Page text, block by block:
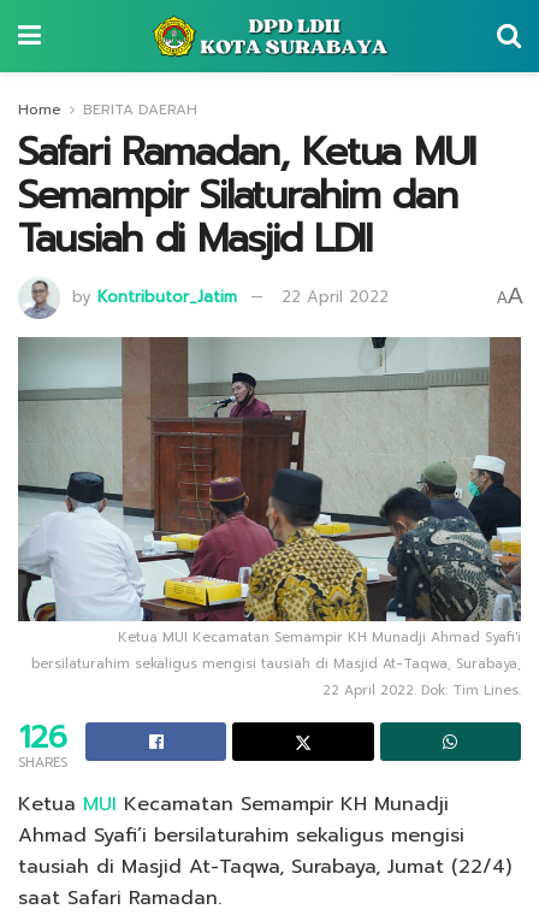
Home BERITA DAERAH
Safari Ramadan, Ketua MUI
Semampir Silaturahim dan
Tausiah di Masjid LDII
by Kontributor_Jatim 22 April 2022 AA
Ketua MUI Kecamatan Semampir KH Munadji Ahmad Syafi'i
bersilaturahim sekaligus mengisi tausiah di Masjid At-Taqwa, Surabaya,
22 April 2022. Dok: Tim Lines.
126
SHARES
Ketua MUI Kecamatan Semampir KH Munadji
Ahmad Syafi’i bersilaturahim sekaligus mengisi
tausiah di Masjid At-Taqwa, Surabaya, Jumat (22/4)
saat Safari Ramadan.